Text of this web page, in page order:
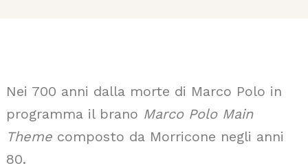
Nei 700 anni dalla morte di Marco Polo in
programma il brano Marco Polo Main
Theme composto da Morricone negli anni
80.